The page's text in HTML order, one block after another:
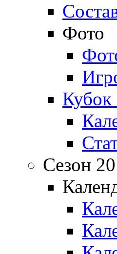
Фото
Кубок
Сезон